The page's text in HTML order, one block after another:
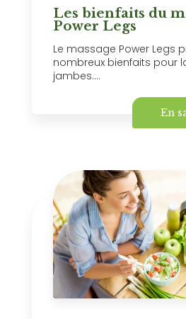
Les bienfaits du
Power Legs
Le massage Power Legs
nombreux bienfaits pour
jambes....
En